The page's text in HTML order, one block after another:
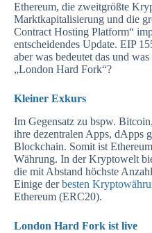
Ethereum, die zweitgrößte
Marktkapitalisierung und die
Contract Hosting Platform“
entscheidendes Update. EIP
aber was bedeutet das und
„London Hard Fork“?
Kleiner Exkurs
Im Gegensatz zu bspw.
ihre dezentralen Apps, dApps
Blockchain. Somit ist
Währung. In der Kryptowelt
die mit Abstand höchste
Einige derbesten
Ethereum (ERC20).
London Hard Fork ist live